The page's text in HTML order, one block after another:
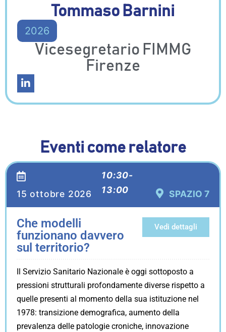
Tommaso Barnini
2026
Vicesegretario FIMMG
Firenze
Eventi come relatore
15 ottobre 2026
10:30-
13:00
SPAZIO 7
Che modelli
funzionano davvero
sul territorio?
Vedi dettagli
Il Servizio Sanitario Nazionale è oggi sottoposto a
pressioni strutturali profondamente diverse rispetto a
quelle presenti al momento della sua istituzione nel
1978: transizione demografica, aumento della
prevalenza delle patologie croniche, innovazione